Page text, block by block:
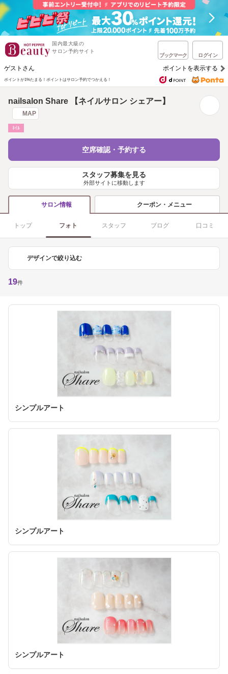
国内最大級の
サロン予約サイト
ブックマーク ログイン
ゲストさん ポイントを表示する
ポイントが1%たまる！ ポイントはサロン予約でつかえる！
nailsalon Share 【ネイルサロン シェアー】
MAP
ﾈｲﾙ
空席確認・予約する
スタッフ募集を見る
外部サイトに移動します
サロン情報 クーポン・メニュー
トップ フォト スタッフ ブログ 口コミ
デザインで絞り込む
19件
シンプルアート
シンプルアート
シンプルアート